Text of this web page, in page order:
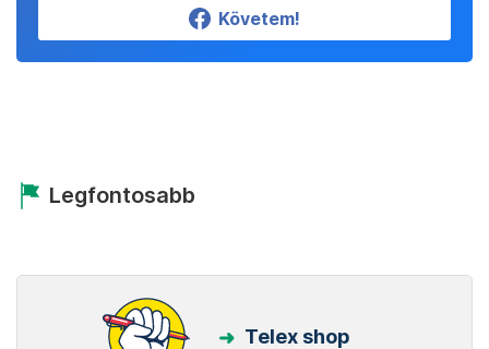
Követem!
Legfontosabb
Telex shop